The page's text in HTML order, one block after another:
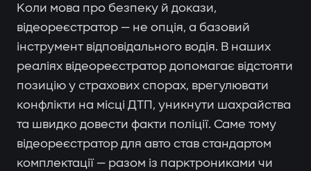
Коли мова про безпеку й докази,
відеореєстратор — не опція, а базовий
інструмент відповідального водія. В наших
реаліях відеореєстратор допомагає відстояти
позицію у страхових спорах, врегулювати
конфлікти на місці ДТП, уникнути шахрайства
та швидко довести факти поліції. Саме тому
відеореєстратор для авто став стандартом
комплектації — разом із парктрониками чи